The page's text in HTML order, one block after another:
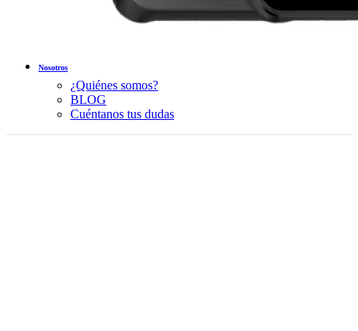
Nosotros
¿Quiénes somos?
BLOG
Cuéntanos tus dudas